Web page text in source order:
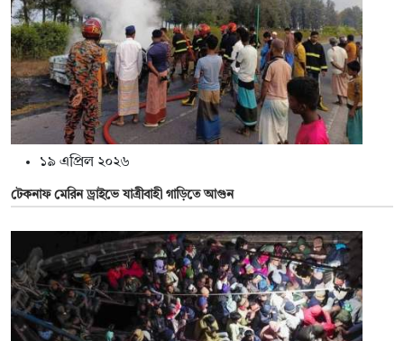
১৯ এপ্রিল ২০২৬
টেকনাফ মেরিন ড্রাইভে যাত্রীবাহী গাড়িতে আগুন